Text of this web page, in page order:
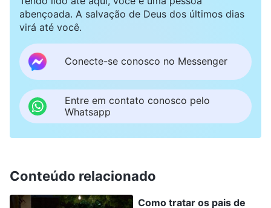
angustiada, e ela se sentiu profundamente em
dívida com ele. Mu Xi pensou: “Se eu realmente
sair de casa, quem sabe quando voltarei? Será
que meu pai pensará que, depois de todo o seu
trabalho duro para me criar, eu não tenho
nenhuma piedade filial?”. Então, ela pensou na
a proteção e o cuidado de Deus, ela não teria
abençoada. A salvação de Deus dos últimos dias
virá até você.
Conecte-se conosco no Messenger
Entre em contato conosco pelo
Whatsapp
Conteúdo relacionado
Como tratar os pais de